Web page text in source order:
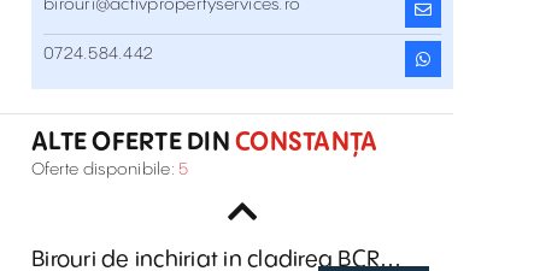
birouri@activpropertyservices.ro
0724.584.442
ALTE OFERTE DIN CONSTANȚA
Oferte disponibile: 5
Inchiriere
Închiriere Spațiu Birou În Mamaia 208
Închiriere Spațiu Birou În Mamaia 171
Bd. Mamaia 171 B , Constanța
Birouri de inchiriat in cladirea BCR